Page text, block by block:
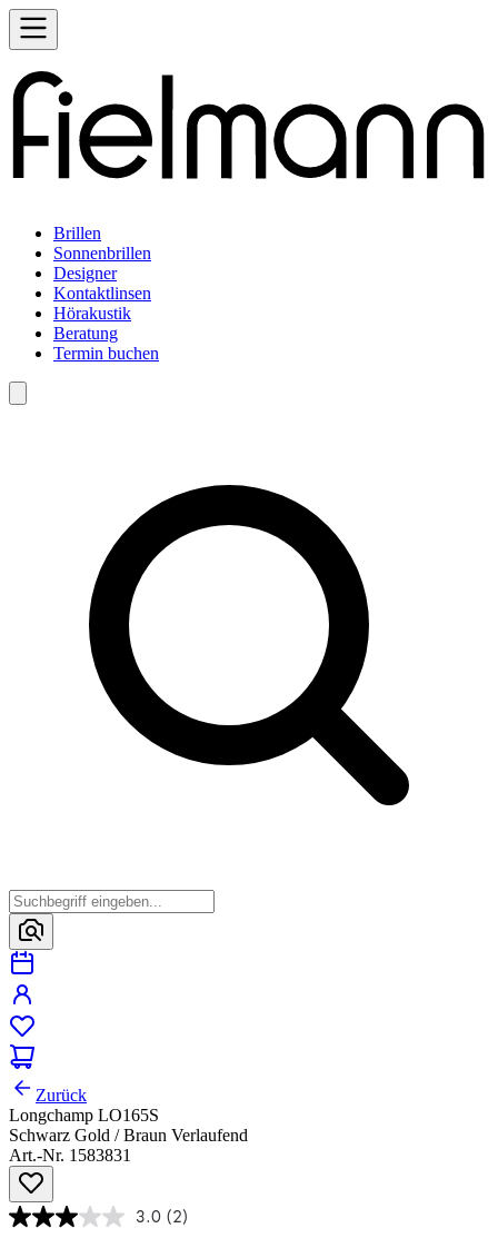
Brillen
Sonnenbrillen
Designer
Kontaktlinsen
Hörakustik
Beratung
Termin buchen
Zurück
Longchamp LO165S
Schwarz Gold / Braun Verlaufend
Art.-Nr. 1583831
3.0 (2)